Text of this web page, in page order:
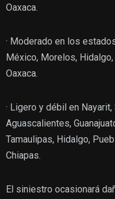
Oaxaca.
· Moderado en los
México, Morelos,
Oaxaca.
· Ligero y débil en
Aguascalientes,
Tamaulipas, Hidalgo,
Chiapas.
El siniestro ocasionará